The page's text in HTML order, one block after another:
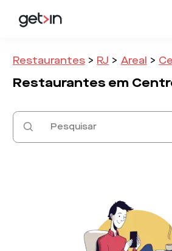
Restaurantes > RJ > Areal >
Restaurantes em